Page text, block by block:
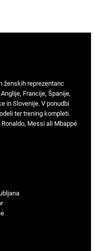
ženskih reprezentanc
Francije, Španije,
in Slovenije. V ponudbi
ter trening kompleti.
Messi ali Mbappé